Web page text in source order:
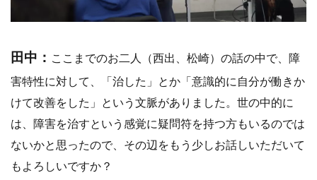
田中： ここまでのお二人（西出、松崎）の話の中で、障
害特性に対して、「治した」とか「意識的に自分が働きか
けて改善をした」という文脈がありました。世の中的に
は、障害を治すという感覚に疑問符を持つ方もいるのでは
ないかと思ったので、その辺をもう少しお話しいただいて
もよろしいですか？